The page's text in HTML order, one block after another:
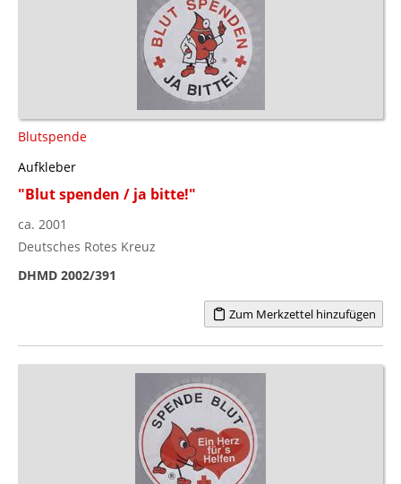
Blutspende
Aufkleber
"Blut spenden / ja bitte!"
ca. 2001
Deutsches Rotes Kreuz
DHMD 2002/391
Zum Merkzettel hinzufügen